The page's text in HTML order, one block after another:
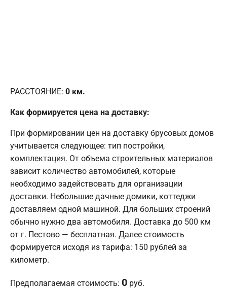
РАССТОЯНИЕ: 0 км.
Как формируется цена на доставку:
При формировании цен на доставку брусовых домов
учитывается следующее: тип постройки,
комплектация. От объема строительных материалов
зависит количество автомобилей, которые
необходимо задействовать для организации
доставки. Небольшие дачные домики, коттеджи
доставляем одной машиной. Для больших строений
обычно нужно два автомобиля. Доставка до 500 км
от г. Пестово — бесплатная. Далее стоимость
формируется исходя из тарифа: 150 рублей за
километр.
Предполагаемая стоимость: 0 руб.